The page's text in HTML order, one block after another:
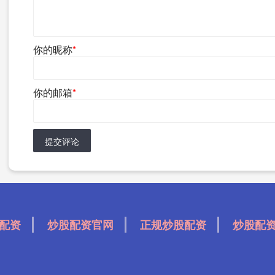
你的昵称*
你的邮箱*
提交评论
资 炒股配资官网 正规炒股配资 炒股配